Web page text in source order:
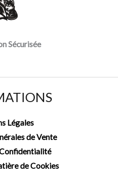
Sécurisée
Légales
de Vente
de Cookies